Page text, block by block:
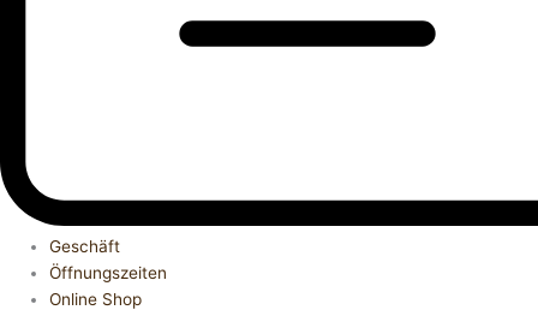
Geschäft
Öffnungszeiten
Online Shop